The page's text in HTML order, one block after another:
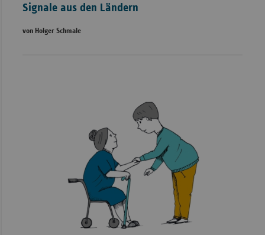
Signale aus den Ländern
von Holger Schmale